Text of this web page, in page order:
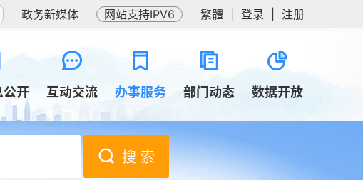
政务新媒体 网站支持IPV6 繁體 登录 注册
公开 互动交流 办事服务 部门动态 数据开放
搜 索